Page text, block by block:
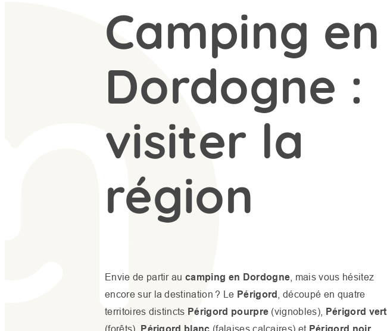
Camping en
Dordogne :
visiter la
région
Envie de partir aucamping en Dordogne , mais vous hésitez
encore sur la destination ? Le Périgord
, découpé en quatre
territoires distincts Périgord pourpre (vignobles), Périgord vert
(forêts), (falaises calcaires) et